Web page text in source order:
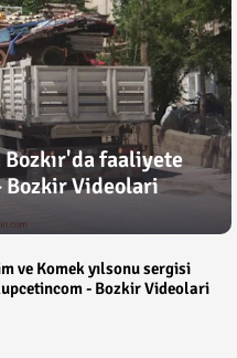
faaliyete
Bozkir Videolari
ve Komek yılsonu sergisi
- Bozkir Videolari